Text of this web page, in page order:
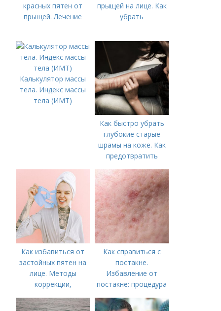
красных пятен от
прыщей. Лечение
прыщей на лице. Как
убрать
Калькулятор массы
тела. Индекс массы
тела (ИМТ)
Как быстро убрать
глубокие старые
шрамы на коже. Как
предотвратить
Как избавиться от
застойных пятен на
лице. Методы
коррекции,
акне и удаления
Как справиться с
постакне.
Избавление от
постакне: процедура